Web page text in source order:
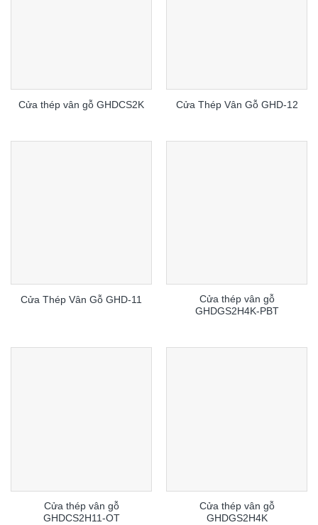
Cửa thép vân gỗ GHDCS2K Cửa Thép Vân Gỗ GHD-12
Cửa Thép Vân Gỗ GHD-11
Cửa thép vân gỗ
GHDGS2H4K-PBT
Cửa thép vân gỗ
GHDCS2H11-OT
Cửa thép vân gỗ
GHDGS2H4K